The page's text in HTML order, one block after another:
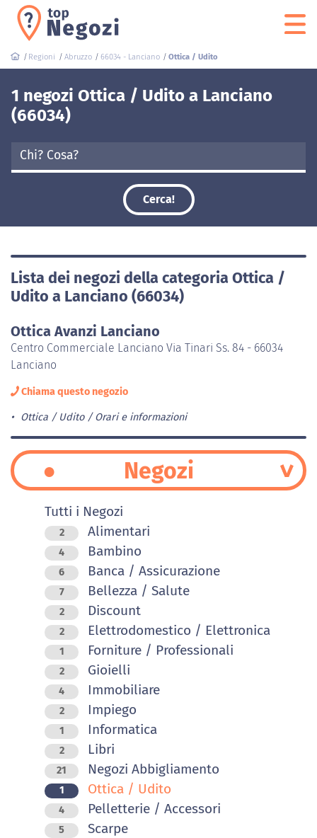
Regioni Abruzzo 66034 - Lanciano Ottica / Udito
1 negozi Ottica / Udito a Lanciano
(66034)
Cerca!
Lista dei negozi della categoria Ottica /
Udito a Lanciano (66034)
Ottica Avanzi Lanciano
Centro Commerciale Lanciano Via Tinari Ss. 84 - 66034
Lanciano
Chiama questo negozio
Ottica / Udito Orari e informazioni
Negozi
Tutti i Negozi
2 Alimentari
4 Bambino
6 Banca / Assicurazione
7 Bellezza / Salute
2 Discount
2 Elettrodomestico / Elettronica
1 Forniture / Professionali
2 Gioielli
4 Immobiliare
2 Impiego
1 Informatica
2 Libri
21 Negozi Abbigliamento
1 Ottica / Udito
4 Pelletterie / Accessori
5 Scarpe